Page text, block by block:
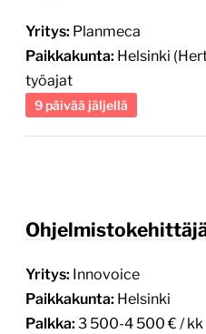
Yritys: Planmeca
Paikkakunta: Helsinki
työajat
9 päivää jäljellä
Yritys: Innovoice
Paikkakunta: Helsinki
Palkka: 3 500-4 500 € / kk